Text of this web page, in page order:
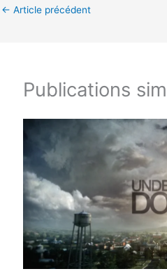
← Article précédent
Publications